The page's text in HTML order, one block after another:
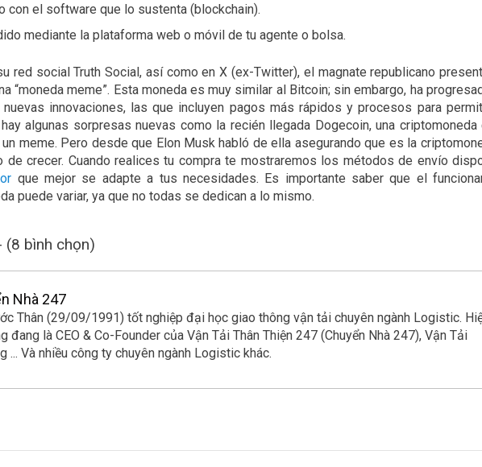
con el software que lo sustenta (blockchain).
mediante la plataforma web o móvil de tu agente o bolsa.
red social Truth Social, así como en X (ex-Twitter), el magnate republicano
“moneda meme”. Esta moneda es muy similar al Bitcoin; sin embargo, ha
innovaciones, las que incluyen pagos más rápidos y procesos para
algunas sorpresas nuevas como la recién llegada Dogecoin, una criptomoneda
meme. Pero desde que Elon Musk habló de ella asegurando que es la
de crecer. Cuando realices tu compra te mostraremos los métodos de envío
que mejor se adapte a tus necesidades. Es importante saber que el
puede variar, ya que no todas se dedican a lo mismo.
(8 bình chọn)
Nhà 247
Thân (29/09/1991) tốt nghiệp đại học giao thông vận tải chuyên ngành Logistic.
đang là CEO & Co-Founder của Vận Tải Thân Thiện 247 (Chuyển Nhà 247), Vận Tải
... Và nhiều công ty chuyên ngành Logistic khác.